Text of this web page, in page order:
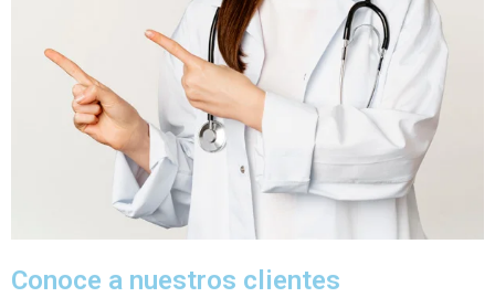
Conoce a nuestros clientes